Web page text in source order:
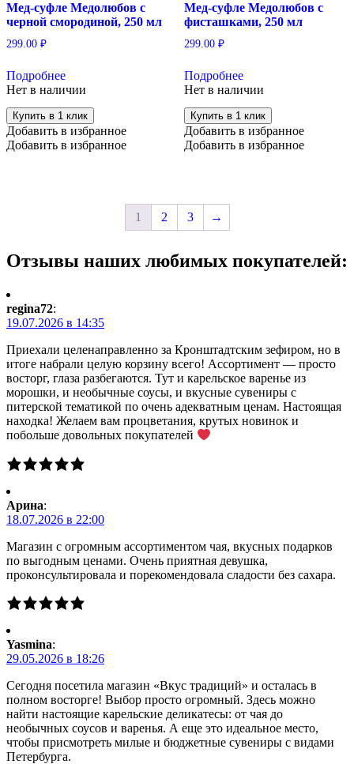
Мед-суфле Медолюбов с
черной смородиной, 250 мл
299.00 ₽
Подробнее
Нет в наличии
Купить в 1 клик
Добавить в избранное
Добавить в избранное
Мед-суфле Медолюбов с
фисташками, 250 мл
299.00 ₽
Подробнее
Нет в наличии
Купить в 1 клик
Добавить в избранное
Добавить в избранное
1 2 3 →
Отзывы наших любимых покупателей:
regina72:
19.07.2026 в 14:35
Приехали целенаправленно за Кронштадтским зефиром, но в
итоге набрали целую корзину всего! Ассортимент — просто
восторг, глаза разбегаются. Тут и карельское варенье из
морошки, и необычные соусы, и вкусные сувениры с
питерской тематикой по очень адекватным ценам. Настоящая
находка! Желаем вам процветания, крутых новинок и
побольше довольных покупателей
Арина:
18.07.2026 в 22:00
Магазин с огромным ассортиментом чая, вкусных подарков
по выгодным ценами. Очень приятная девушка,
проконсультировала и порекомендовала сладости без сахара.
Yasmina:
29.05.2026 в 18:26
Сегодня посетила магазин «Вкус традиций» и осталась в
полном восторге! Выбор просто огромный. Здесь можно
найти настоящие карельские деликатесы: от чая до
необычных соусов и варенья. А еще это идеальное место,
чтобы присмотреть милые и бюджетные сувениры с видами
Петербурга.